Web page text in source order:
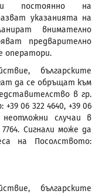
постоянно на
указанията на
внимателно
предварително
оператори.
българските
да се обръщат към
в гр.
06 322 4640, +39 06
случаи в
Сигнали може да
на Посолството:
българските